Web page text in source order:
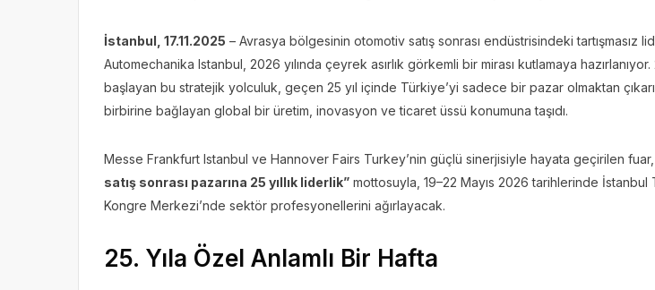
İstanbul, 17.11.2025 – Avrasya bölgesinin otomotiv satış sonrası endüstrisindeki tartışmasız
Automechanika Istanbul, 2026 yılında çeyrek asırlık görkemli bir mirası kutlamaya hazırlanıyor.
başlayan bu stratejik yolculuk, geçen 25 yıl içinde Türkiye’yi sadece bir pazar olmaktan
birbirine bağlayan global bir üretim, inovasyon ve ticaret üssü konumuna taşıdı.
Messe Frankfurt Istanbul ve Hannover Fairs Turkey’nin güçlü sinerjisiyle hayata geçirilen fuar,
satış sonrası pazarına 25 yıllık liderlik” mottosuyla, 19–22 Mayıs 2026 tarihlerinde İstanbul
Kongre Merkezi’nde sektör profesyonellerini ağırlayacak.
25. Yıla Özel Anlamlı Bir Hafta